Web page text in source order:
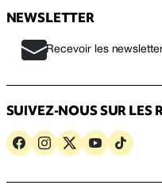
NEWSLETTER
Recevoir les
SUIVEZ-NOUS SUR LES